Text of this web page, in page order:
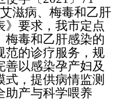
滋病、梅毒和乙肝
》要求，我市定点
梅毒和乙肝感染的
范的诊疗服务，规
以感染孕产妇及
式，提供病情监测
助产与科学喂养